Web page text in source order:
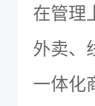
在管理
外卖、
一体化